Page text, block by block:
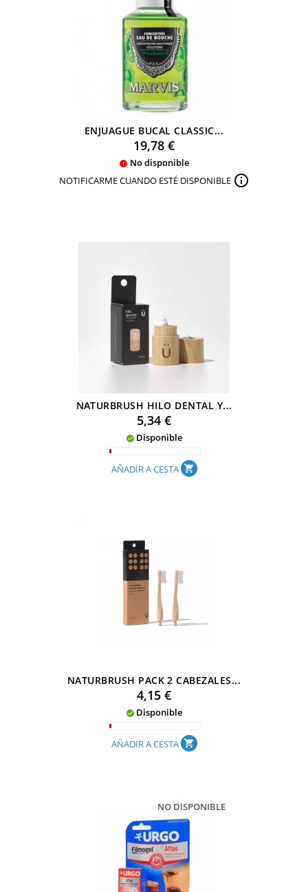
ENJUAGUE BUCAL CLASSIC...
Precio
19,78 €
 No disponible
NOTIFICARME CUANDO ESTÉ DISPONIBLE 
NATURBRUSH HILO DENTAL Y...
Precio
5,34 €
 Disponible
AÑADIR A CESTA shopping_cart
NATURBRUSH PACK 2 CABEZALES...
Precio
4,15 €
 Disponible
AÑADIR A CESTA shopping_cart
NO DISPONIBLE